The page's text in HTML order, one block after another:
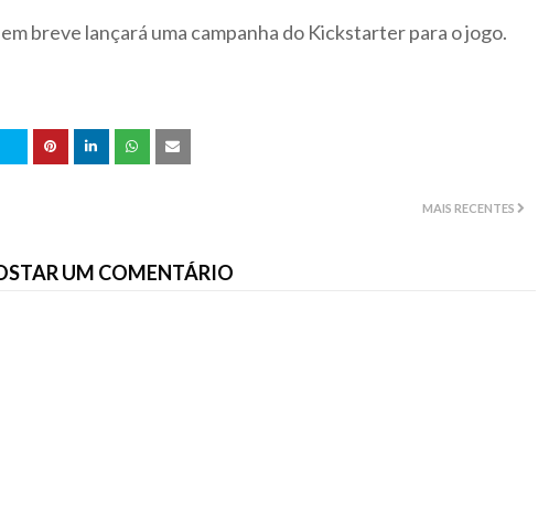
breve lançará uma campanha do Kickstarter para o jogo.
MAIS RECENTES
UM COMENTÁRIO